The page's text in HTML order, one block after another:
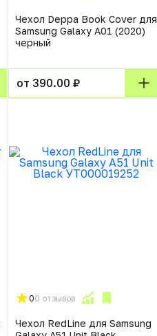
Чехол Deppa Book Cover для
Samsung Galaxy A01 (2020)
черный
от 390.00 ₽
00 отзывов
Чехол RedLine для Samsung